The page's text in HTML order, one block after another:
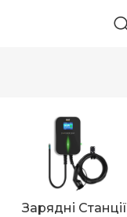
Зарядні Станції